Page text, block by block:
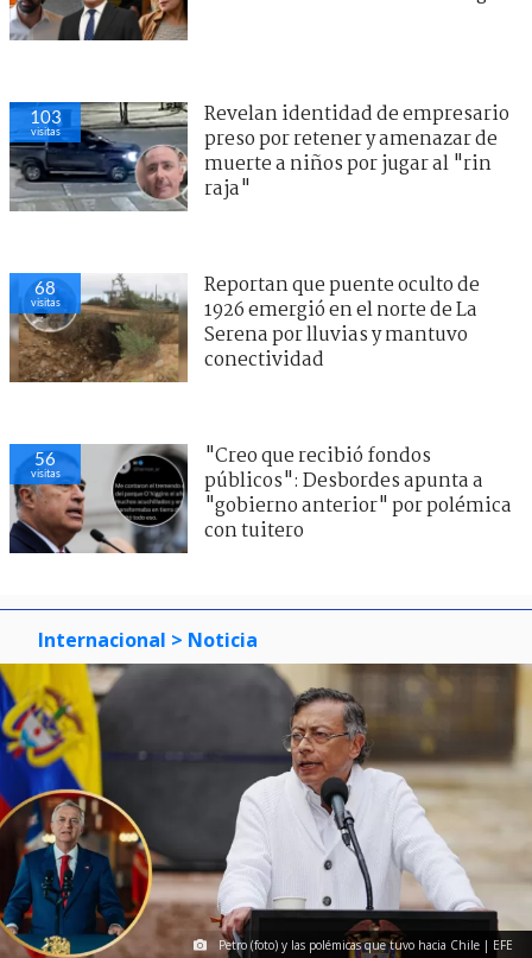
103
visitas
Revelan identidad de empresario
preso por retener y amenazar de
muerte a niños por jugar al "rin
raja"
68
visitas
Reportan que puente oculto de
1926 emergió en el norte de La
Serena por lluvias y mantuvo
conectividad
56
visitas
"Creo que recibió fondos
públicos": Desbordes apunta a
"gobierno anterior" por polémica
con tuitero
Internacional > Noticia
Petro (foto) y las polémicas que tuvo hacia Chile | EFE